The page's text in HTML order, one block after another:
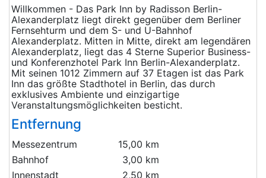
Willkommen - Das Park Inn by Radisson Berlin-
Alexanderplatz liegt direkt gegenüber dem Berliner
Fernsehturm und dem S- und U-Bahnhof
Alexanderplatz. Mitten in Mitte, direkt am legendären
Alexanderplatz, liegt das 4 Sterne Superior Business-
und Konferenzhotel Park Inn Berlin-Alexanderplatz.
Mit seinen 1012 Zimmern auf 37 Etagen ist das Park
Inn das größte Stadthotel in Berlin, das durch
exklusives Ambiente und einzigartige
Veranstaltungsmöglichkeiten besticht.
Entfernung
Messezentrum
15,00 km
Bahnhof
3,00 km
Innenstadt
2,50 km